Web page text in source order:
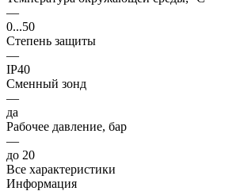
—
0...50
Степень защиты
—
IP40
Сменный зонд
—
да
Рабочее давление, бар
—
до 20
Все характеристики
Информация